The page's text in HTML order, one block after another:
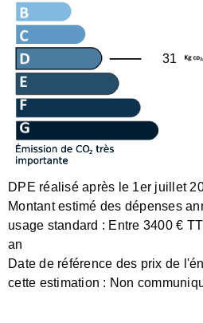
31
DPE réalisé après le 1er juillet
Montant estimé des dépenses
usage standard : Entre 3400 €
an
Date de référence des prix de
cette estimation : Non